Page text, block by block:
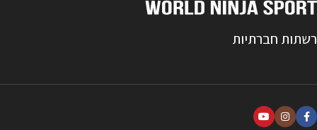
רשתות חברתיות